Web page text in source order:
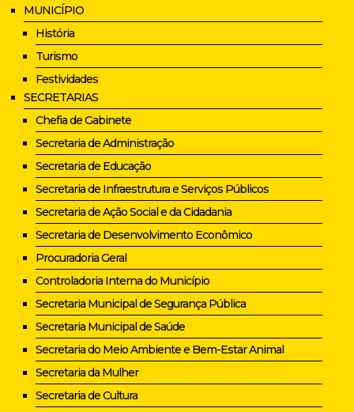
MUNICÍPIO
História
Turismo
Festividades
SECRETARIAS
Chefia de Gabinete
Secretaria de Administração
Secretaria de Educação
Secretaria de Infraestrutura e Serviços Públicos
Secretaria de Ação Social e da Cidadania
Secretaria de Desenvolvimento Econômico
Procuradoria Geral
Controladoria Interna do Município
Secretaria Municipal de Segurança Pública
Secretaria Municipal de Saúde
Secretaria do Meio Ambiente e Bem-Estar Animal
Secretaria da Mulher
Secretaria de Cultura